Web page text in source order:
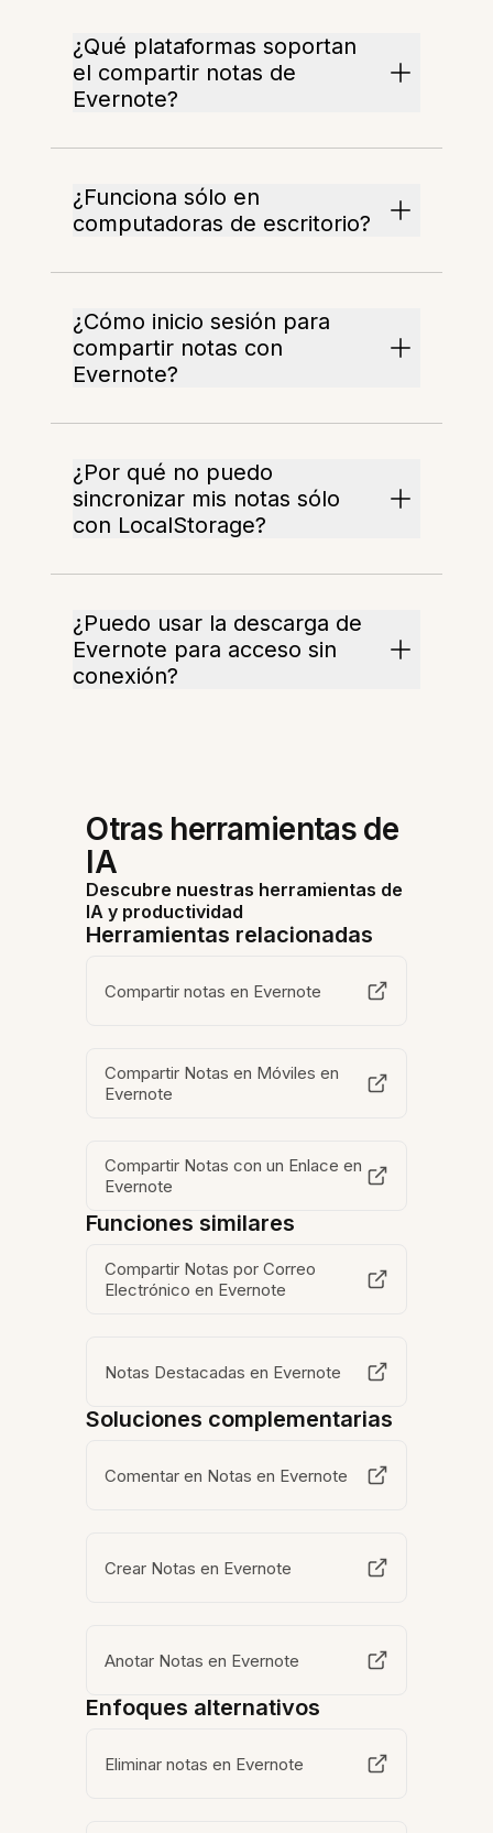
¿Qué plataformas soportan
el compartir notas de
Evernote?
¿Funciona sólo en
computadoras de escritorio?
¿Cómo inicio sesión para
compartir notas con
Evernote?
¿Por qué no puedo
sincronizar mis notas sólo
con LocalStorage?
¿Puedo usar la descarga de
Evernote para acceso sin
conexión?
Otras herramientas de
IA
Descubre nuestras herramientas de
IA y productividad
Herramientas relacionadas
Compartir notas en Evernote
Compartir Notas en Móviles en
Evernote
Compartir Notas con un Enlace en
Evernote
Funciones similares
Compartir Notas por Correo
Electrónico en Evernote
Notas Destacadas en Evernote
Soluciones complementarias
Comentar en Notas en Evernote
Crear Notas en Evernote
Anotar Notas en Evernote
Enfoques alternativos
Eliminar notas en Evernote